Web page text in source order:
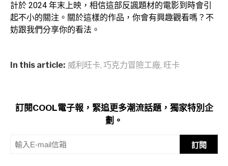
計於 2024 年末上映，相信這部反諷題材的電影到時會引
起不小的關注。關於這樣的作品，你會有興趣觀看嗎？不
妨跟我們分享你的看法。
In this article: 威利旺卡, 巧克力冒險工廠, 旺卡
訂閱COOL電子報，緊追更多潮流話題，獨家特別企
劃。
訂閱